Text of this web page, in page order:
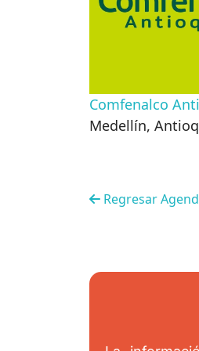
Comfenalco
Medellín,
Regresar